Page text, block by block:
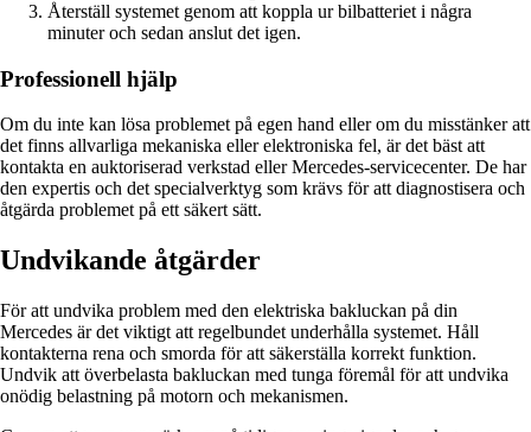
Återställ systemet genom att koppla ur bilbatteriet i några
minuter och sedan anslut det igen.
Professionell hjälp
Om du inte kan lösa problemet på egen hand eller om du misstänker att
det finns allvarliga mekaniska eller elektroniska fel, är det bäst att
kontakta en auktoriserad verkstad eller Mercedes-servicecenter. De har
den expertis och det specialverktyg som krävs för att diagnostisera och
åtgärda problemet på ett säkert sätt.
Undvikande åtgärder
För att undvika problem med den elektriska bakluckan på din
Mercedes är det viktigt att regelbundet underhålla systemet. Håll
kontakterna rena och smorda för att säkerställa korrekt funktion.
Undvik att överbelasta bakluckan med tunga föremål för att undvika
onödig belastning på motorn och mekanismen.